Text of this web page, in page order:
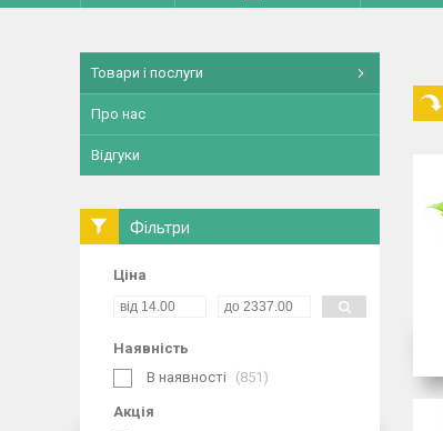
Товари і послуги
Про нас
Відгуки
Фільтри
Ціна
Наявність
В наявності
851
Акція